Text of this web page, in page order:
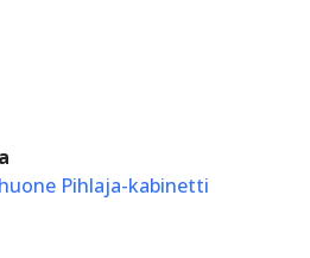
Pihlaja-kabinetti